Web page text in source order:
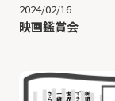
2024/02/16
映画鑑賞会